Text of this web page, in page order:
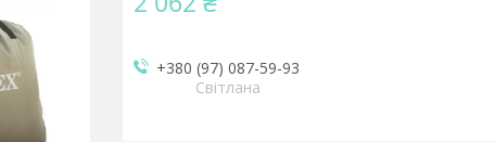
+380 (97) 087-59-93
Світлана